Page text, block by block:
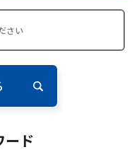
ット
ード